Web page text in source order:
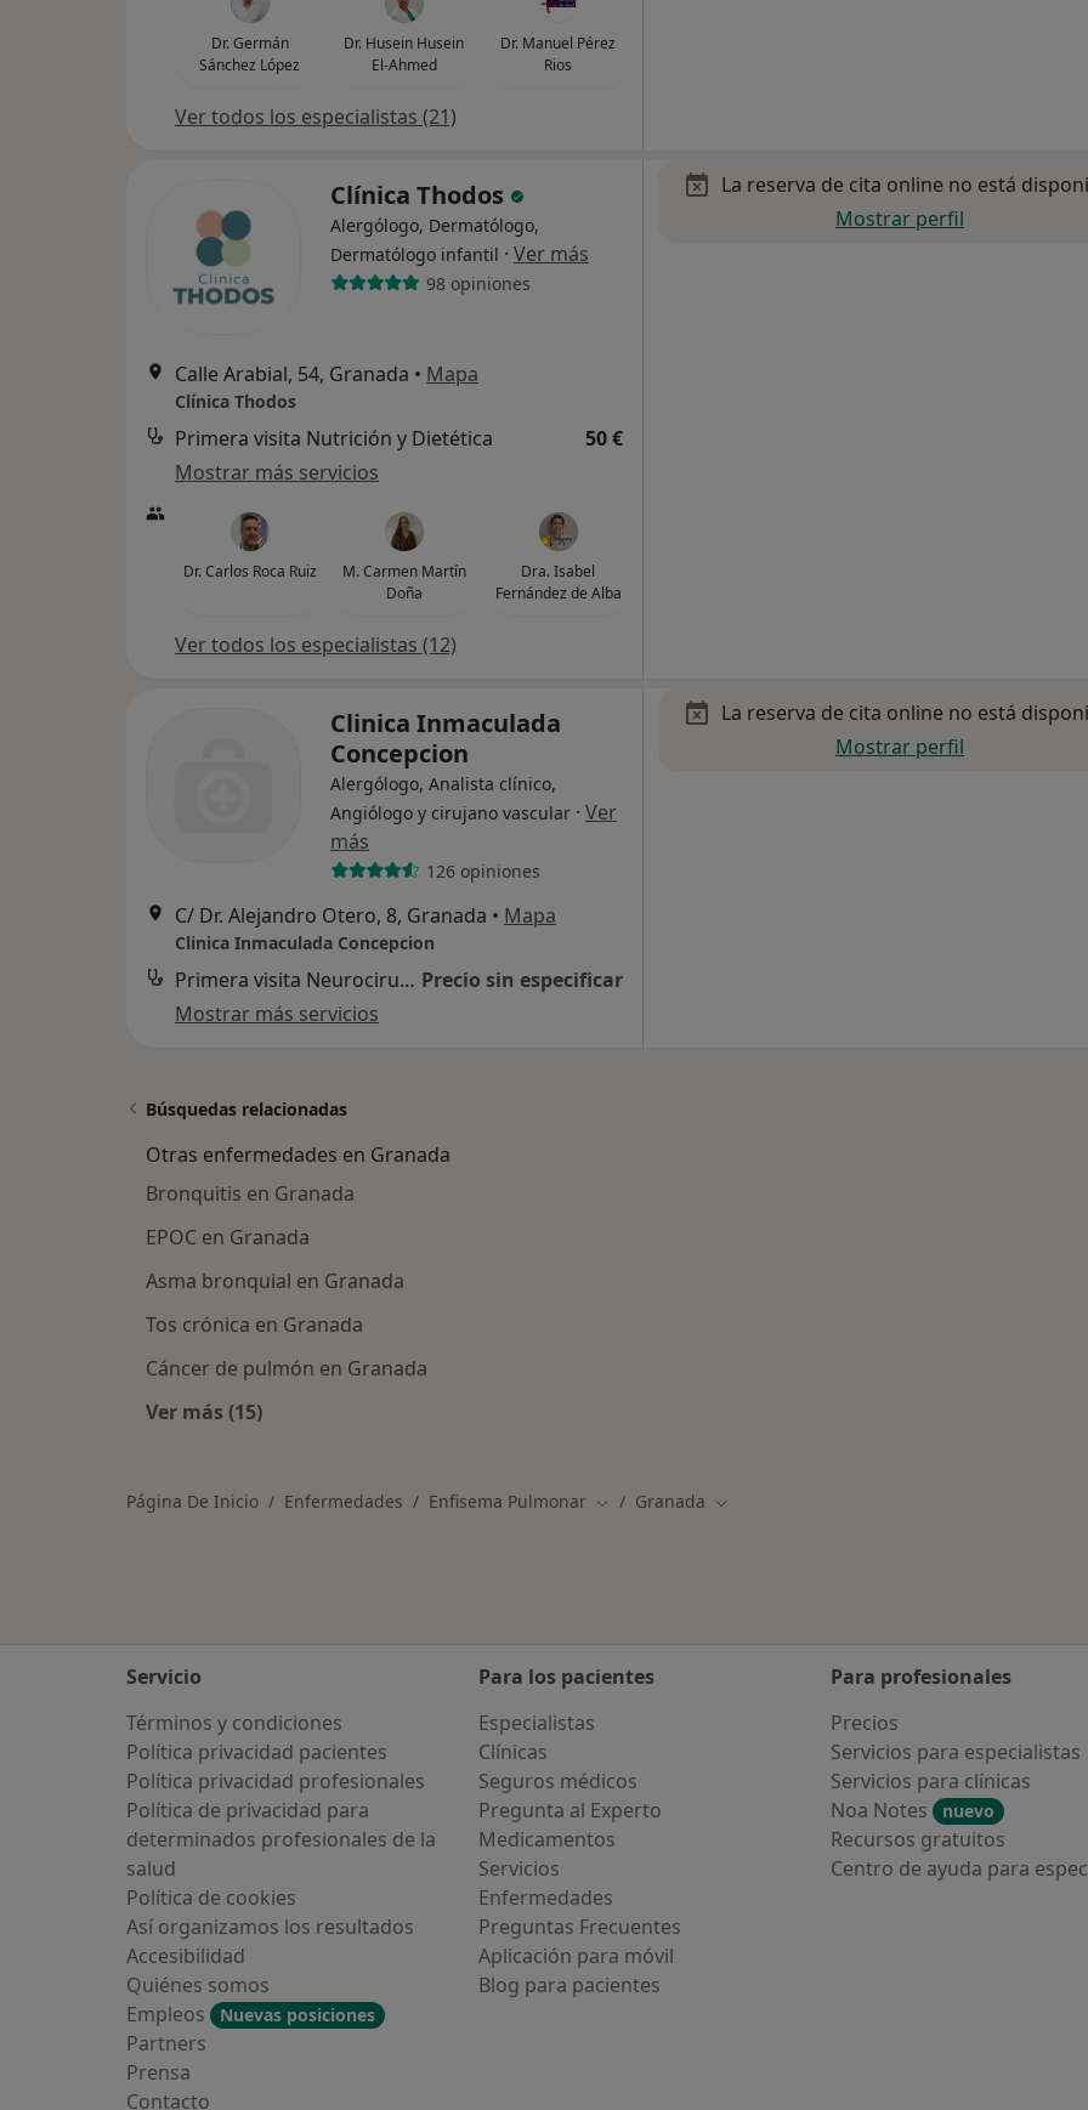
Dr. Germán
Sánchez López
Dr. Husein Husein
El-Ahmed
Dr. Manuel Pérez
Rios
Ver todos los especialistas (21)
Clínica Thodos
Alergólogo, Dermatólogo,
Dermatólogo infantil · Ver más
98 opiniones
Calle Arabial, 54, Granada • Mapa
Clínica Thodos
Primera visita Nutrición y Dietética
50 €
Mostrar más servicios
Dr. Carlos Roca Ruiz
M. Carmen Martín
Doña
Dra. Isabel
Fernández de Alba
Ver todos los especialistas (12)
La reserva de cita online no está
Mostrar perfil
Clinica Inmaculada
Concepcion
Alergólogo, Analista clínico,
Angiólogo y cirujano vascular · Ver
más
126 opiniones
C/ Dr. Alejandro Otero, 8, Granada • Mapa
Clinica Inmaculada Concepcion
Primera visita Neurocirugía Precio sin especificar
Mostrar más servicios
La reserva de cita online no está
Mostrar perfil
Búsquedas relacionadas
Otras enfermedades en Granada
Bronquitis en Granada
EPOC en Granada
Asma bronquial en Granada
Tos crónica en Granada
Cáncer de pulmón en Granada
Ver más (15)
Página De Inicio Enfermedades Enfisema Pulmonar Cambiar de ciudad
Granada Cambiar de ciudad
Servicio
Términos y condiciones
Política privacidad pacientes
Política privacidad profesionales
Política de privacidad para
determinados profesionales de la
salud
Política de cookies
Así organizamos los resultados
Accesibilidad
Quiénes somos
Empleos
Nuevas posiciones
Partners
Prensa
Contacto
Para los pacientes
Especialistas
Clínicas
Seguros médicos
Pregunta al Experto
Medicamentos
Servicios
Enfermedades
Preguntas Frecuentes
Aplicación para móvil
Blog para pacientes
Para profesionales
Precios
Servicios para especialistas
Servicios para clínicas
Noa Notes
nuevo
Recursos gratuitos
Centro de ayuda para